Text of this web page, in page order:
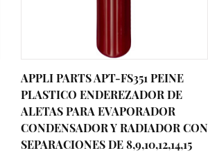
APPLI PARTS APT-FS351 PEINE
PLASTICO ENDEREZADOR DE
ALETAS PARA EVAPORADOR
CONDENSADOR Y RADIADOR CON
SEPARACIONES DE 8,9,10,12,14,15